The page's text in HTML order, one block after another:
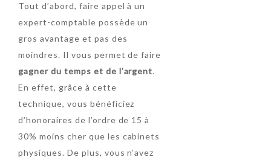
Tout d’abord, faire appel à un
expert-comptable possède un
gros avantage et pas des
moindres. Il vous permet de faire
gagner du temps et de l’argent.
En effet, grâce à cette
technique, vous bénéficiez
d’honoraires de l’ordre de 15 à
30% moins cher que les cabinets
physiques. De plus, vous n’avez